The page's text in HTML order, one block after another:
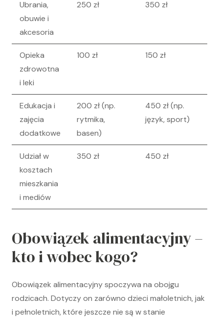
Ubrania,
obuwie i
akcesoria
250 zł 350 zł
Opieka
zdrowotna
i leki
100 zł 150 zł
Edukacja i
zajęcia
dodatkowe
200 zł (np.
rytmika,
basen)
450 zł (np.
język, sport)
Udział w
kosztach
mieszkania
i mediów
350 zł 450 zł
Obowiązek alimentacyjny –
kto i wobec kogo?
Obowiązek alimentacyjny spoczywa na obojgu
rodzicach. Dotyczy on zarówno dzieci małoletnich, jak
i pełnoletnich, które jeszcze nie są w stanie